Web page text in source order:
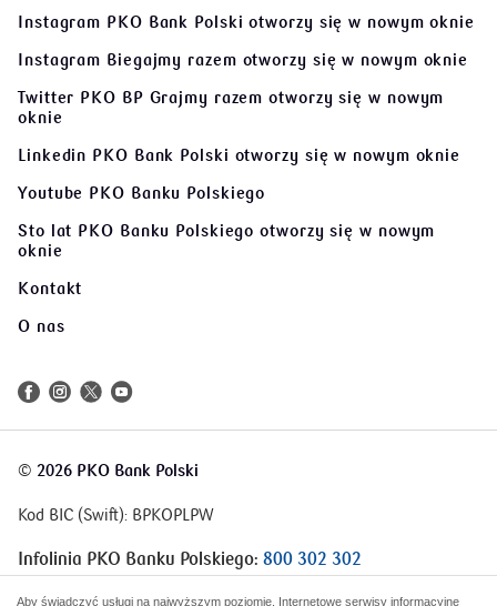
Instagram PKO Bank Polski otworzy się w nowym oknie
Instagram Biegajmy razem otworzy się w nowym oknie
Twitter PKO BP Grajmy razem otworzy się w nowym
oknie
Linkedin PKO Bank Polski otworzy się w nowym oknie
Youtube PKO Banku Polskiego
Sto lat PKO Banku Polskiego otworzy się w nowym
oknie
Kontakt
O nas
© 2026 PKO Bank Polski
Kod BIC (Swift): BPKOPLPW
Infolinia PKO Banku Polskiego: 800 302 302
Aby świadczyć usługi na najwyższym poziomie, Internetowe serwisy informacyjne